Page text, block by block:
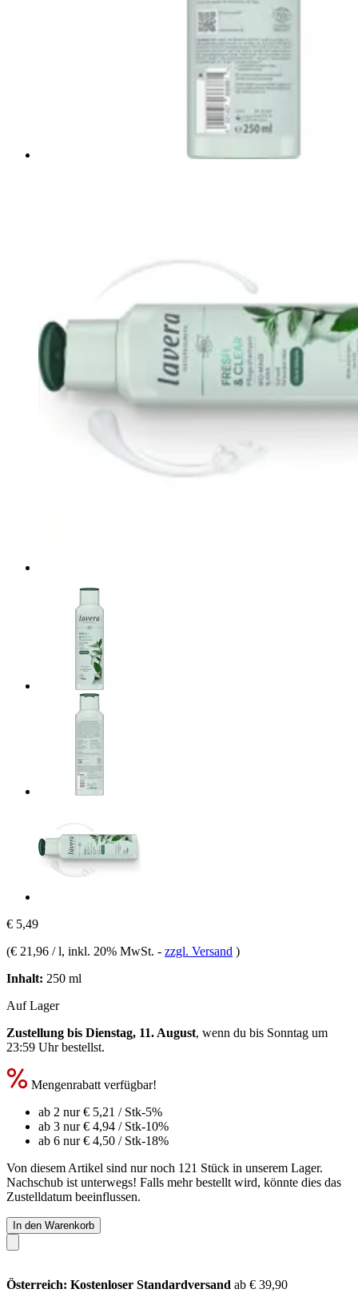
€ 5,49
(€ 21,96 / l, inkl. 20% MwSt. - zzgl. Versand )
Inhalt: 250 ml
Auf Lager
Zustellung bis Dienstag, 11. August, wenn du bis Sonntag um
23:59 Uhrbestellst.
Mengenrabatt verfügbar!
ab 2 nur€ 5,21 / Stk-5%
ab 3 nur€ 4,94 / Stk-10%
ab 6 nur€ 4,50 / Stk-18%
Von diesem Artikel sind nur noch 121 Stück in unserem Lager.
Nachschub ist unterwegs! Falls mehr bestellt wird, könnte dies das
Zustelldatum beeinflussen.
In den Warenkorb
Österreich: Kostenloser Standardversand ab € 39,90